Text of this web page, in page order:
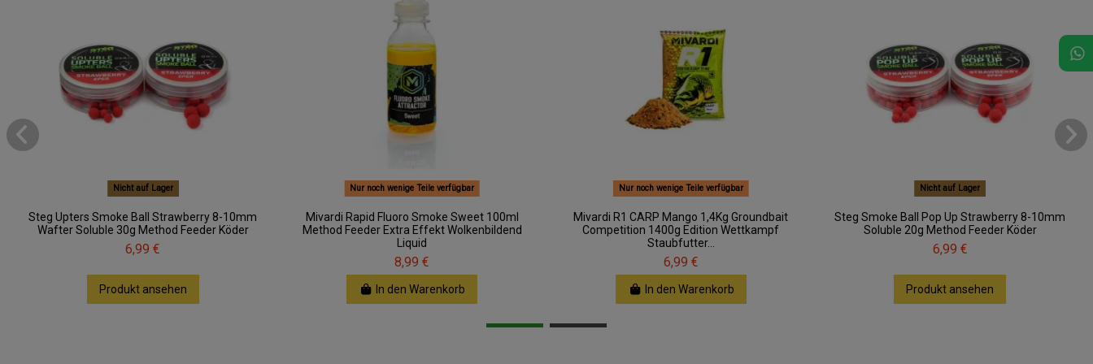
Nicht auf Lager
Steg Upters Smoke Ball Strawberry 8-10mm
Wafter Soluble 30g Method Feeder Köder
6,99 €
Produkt ansehen
Nur noch wenige Teile verfügbar
Mivardi Rapid Fluoro Smoke Sweet 100ml
Method Feeder Extra Effekt Wolkenbildend
Liquid
8,99 €
In den Warenkorb
Nur noch wenige Teile verfügbar
Mivardi R1 CARP Mango 1,4Kg Groundbait
Competition 1400g Edition Wettkampf
Staubfutter...
6,99 €
In den Warenkorb
Nicht auf Lager
Steg Smoke Ball Pop Up Strawberry 8-10mm
Soluble 20g Method Feeder Köder
6,99 €
Produkt ansehen